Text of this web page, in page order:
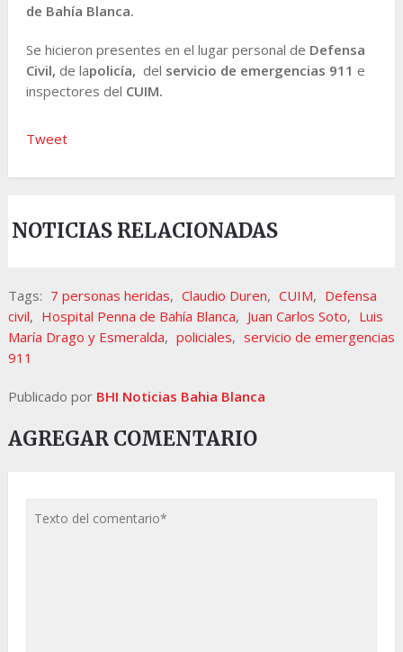
de Bahía Blanca.
Se hicieron presentes en el lugar personal de Defensa
Civil, de lapolicía, del servicio de emergencias 911 e
inspectores del CUIM.
Tweet
NOTICIAS RELACIONADAS
Tags: 7 personas heridas, Claudio Duren, CUIM, Defensa
civil, Hospital Penna de Bahía Blanca, Juan Carlos Soto, Luis
María Drago y Esmeralda, policiales, servicio de emergencias
911
Publicado por BHI Noticias Bahia Blanca
AGREGAR COMENTARIO